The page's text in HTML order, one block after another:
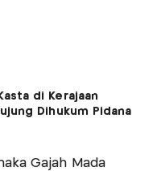
di Kerajaan
Dihukum Pidana
Gajah Mada